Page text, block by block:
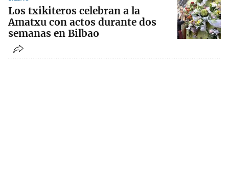
Los txikiteros celebran a la
Amatxu con actos durante dos
semanas en Bilbao